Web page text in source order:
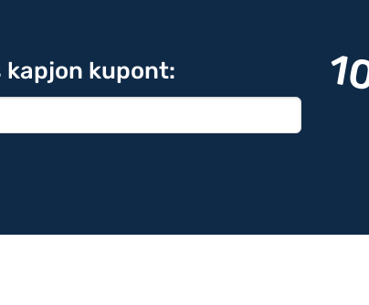
kupont: